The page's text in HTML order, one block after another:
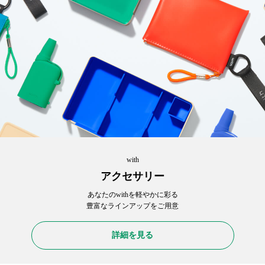
with
アクセサリー
あなたのwithを軽やかに彩る
豊富なラインアップをご用意
詳細を見る